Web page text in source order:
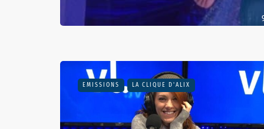
EMISSIONS LA CLIQUE D'ALIX